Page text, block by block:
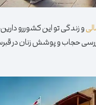
و زندگی تو این کشوررو
بررسی حجاب و پوشش زنان در